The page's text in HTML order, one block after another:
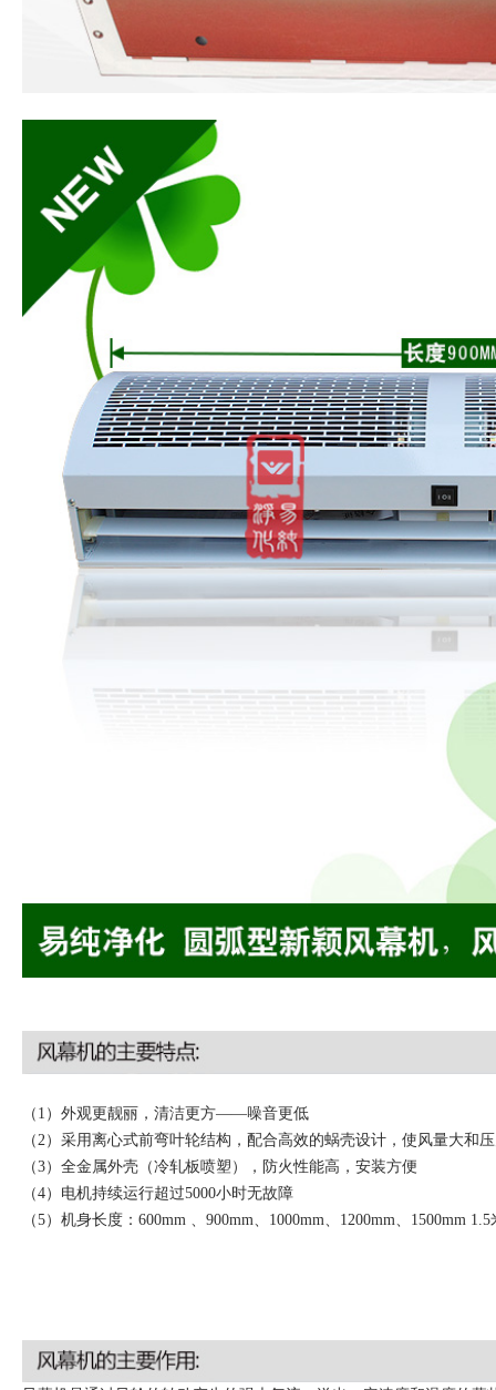
（1）外观更靓丽，清洁更方——噪音更低
（2）采用离心式前弯叶轮结构，配合高效的蜗壳设计，使风量大和
（3）全金属外壳（冷轧板喷塑），防火性能高，安装方便
（4）电机持续运行超过5000小时无故障
（5）机身长度：600mm 、900mm、1000mm、1200mm、1500mm